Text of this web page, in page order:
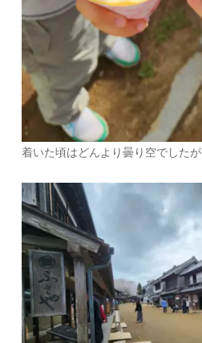
着いた頃はどんより曇り空でしたが